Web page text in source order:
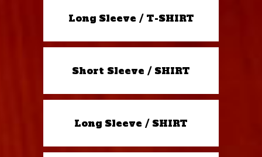
Long Sleeve / T-SHIRT
Short Sleeve / SHIRT
Long Sleeve / SHIRT